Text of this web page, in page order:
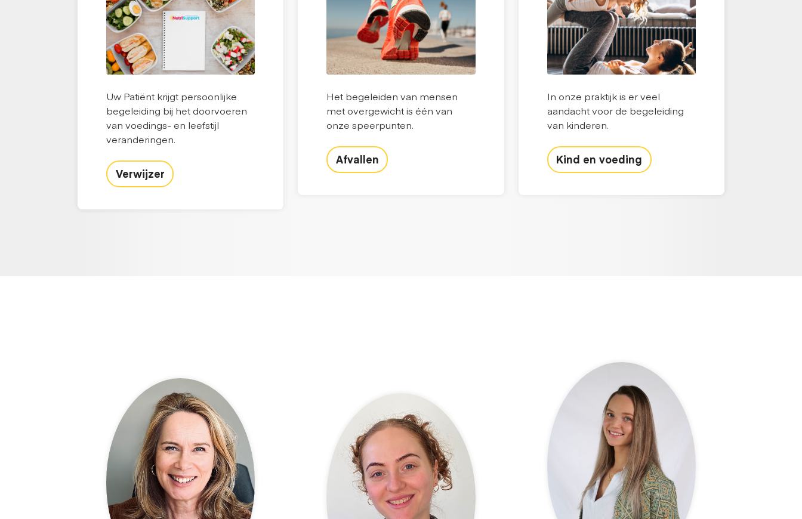
Uw Patiënt krijgt persoonlijke
begeleiding bij het doorvoeren
van voedings- en leefstijl
veranderingen.
Verwijzer
Het begeleiden van mensen
met overgewicht is één van
onze speerpunten.
Afvallen
In onze praktijk is er veel
aandacht voor de begeleiding
van kinderen.
Kind en voeding